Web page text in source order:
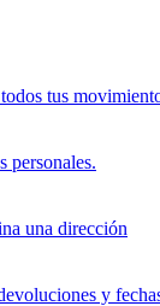
tus
personales.
una dirección
y